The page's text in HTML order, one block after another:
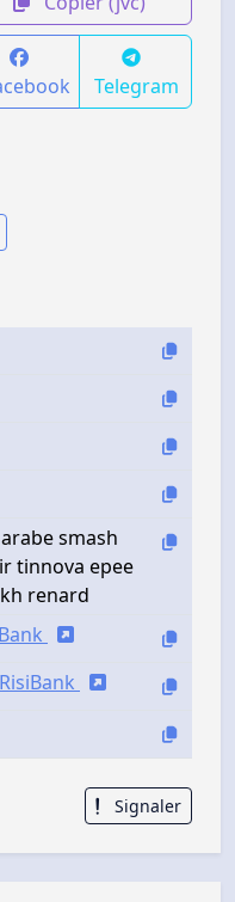
Telegram
smash
tinnova epee
renard
Signaler